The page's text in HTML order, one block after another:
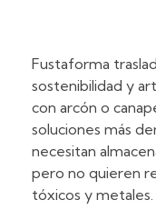
Fustaforma
sostenibilidad y
con arcón o
soluciones más
necesitan
pero no quieren
tóxicos y metales.